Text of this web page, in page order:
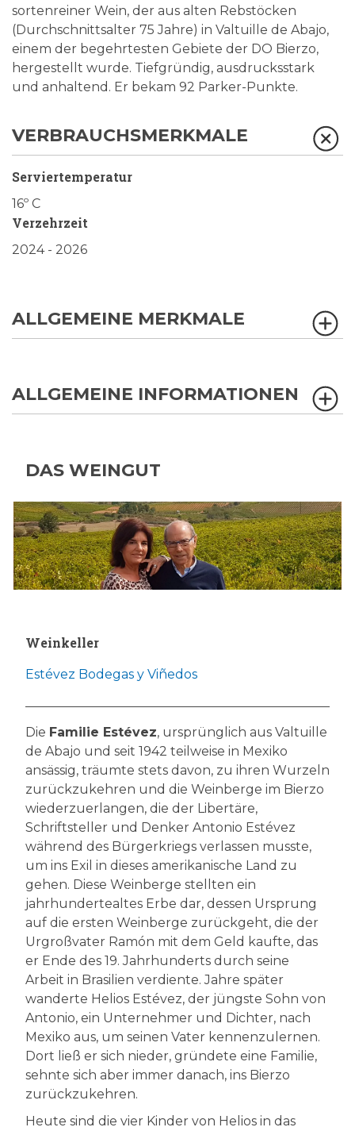
sortenreiner Wein, der aus alten Rebstöcken
(Durchschnittsalter 75 Jahre) in Valtuille de Abajo,
einem der begehrtesten Gebiete der DO Bierzo,
hergestellt wurde. Tiefgründig, ausdrucksstark
und anhaltend. Er bekam 92 Parker-Punkte.
VERBRAUCHSMERKMALE
Serviertemperatur
16º C
Verzehrzeit
2024 - 2026
ALLGEMEINE MERKMALE
ALLGEMEINE INFORMATIONEN
DAS WEINGUT
Weinkeller
Estévez Bodegas y Viñedos
Die Familie Estévez, ursprünglich aus Valtuille
de Abajo und seit 1942 teilweise in Mexiko
ansässig, träumte stets davon, zu ihren Wurzeln
zurückzukehren und die Weinberge im Bierzo
wiederzuerlangen, die der Libertäre,
Schriftsteller und Denker Antonio Estévez
während des Bürgerkriegs verlassen musste,
um ins Exil in dieses amerikanische Land zu
gehen. Diese Weinberge stellten ein
jahrhundertealtes Erbe dar, dessen Ursprung
auf die ersten Weinberge zurückgeht, die der
Urgroßvater Ramón mit dem Geld kaufte, das
er Ende des 19. Jahrhunderts durch seine
Arbeit in Brasilien verdiente. Jahre später
wanderte Helios Estévez, der jüngste Sohn von
Antonio, ein Unternehmer und Dichter, nach
Mexiko aus, um seinen Vater kennenzulernen.
Dort ließ er sich nieder, gründete eine Familie,
sehnte sich aber immer danach, ins Bierzo
zurückzukehren.
Heute sind die vier Kinder von Helios in das